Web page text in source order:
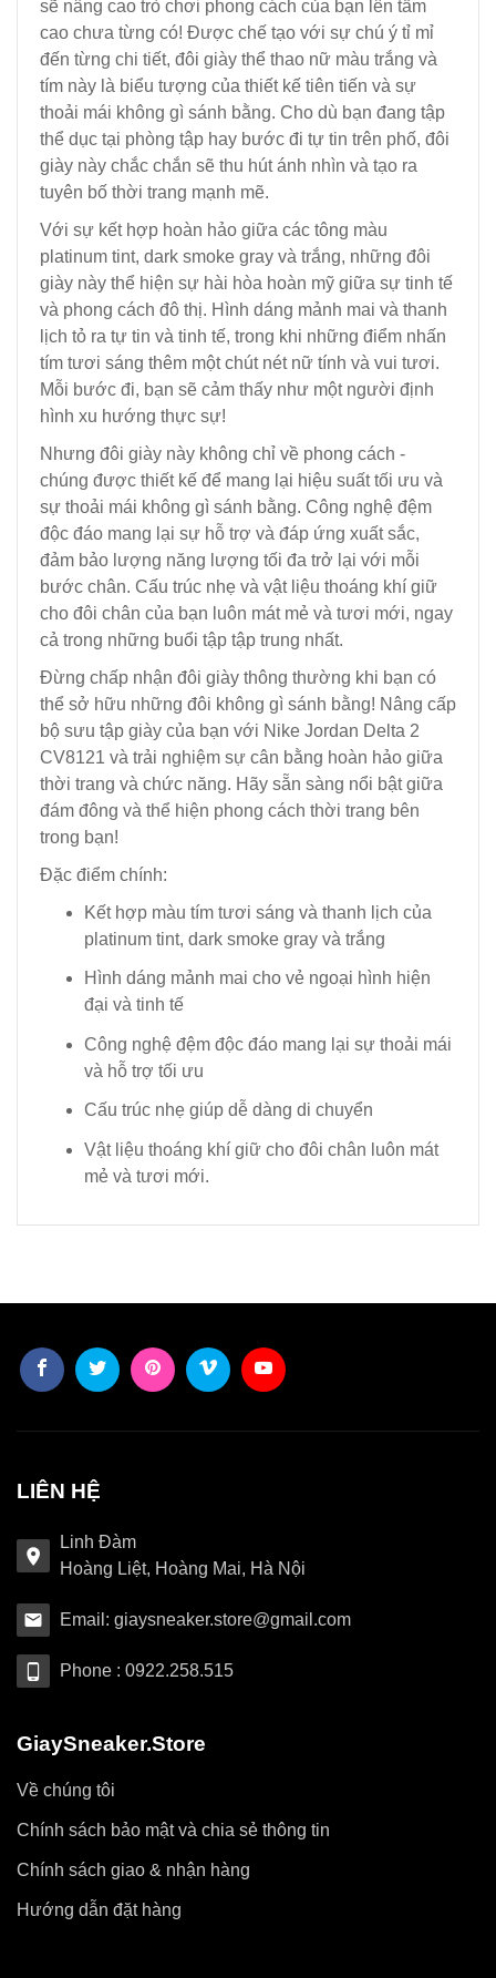
sẽ nâng cao trò chơi phong cách của bạn lên tầm
cao chưa từng có! Được chế tạo với sự chú ý tỉ mỉ
đến từng chi tiết, đôi giày thể thao nữ màu trắng và
tím này là biểu tượng của thiết kế tiên tiến và sự
thoải mái không gì sánh bằng. Cho dù bạn đang tập
thể dục tại phòng tập hay bước đi tự tin trên phố, đôi
giày này chắc chắn sẽ thu hút ánh nhìn và tạo ra
tuyên bố thời trang mạnh mẽ.
Với sự kết hợp hoàn hảo giữa các tông màu
platinum tint, dark smoke gray và trắng, những đôi
giày này thể hiện sự hài hòa hoàn mỹ giữa sự tinh tế
và phong cách đô thị. Hình dáng mảnh mai và thanh
lịch tỏ ra tự tin và tinh tế, trong khi những điểm nhấn
tím tươi sáng thêm một chút nét nữ tính và vui tươi.
Mỗi bước đi, bạn sẽ cảm thấy như một người định
hình xu hướng thực sự!
Nhưng đôi giày này không chỉ về phong cách -
chúng được thiết kế để mang lại hiệu suất tối ưu và
sự thoải mái không gì sánh bằng. Công nghệ đệm
độc đáo mang lại sự hỗ trợ và đáp ứng xuất sắc,
đảm bảo lượng năng lượng tối đa trở lại với mỗi
bước chân. Cấu trúc nhẹ và vật liệu thoáng khí giữ
cho đôi chân của bạn luôn mát mẻ và tươi mới, ngay
cả trong những buổi tập tập trung nhất.
Đừng chấp nhận đôi giày thông thường khi bạn có
thể sở hữu những đôi không gì sánh bằng! Nâng cấp
bộ sưu tập giày của bạn với Nike Jordan Delta 2
CV8121 và trải nghiệm sự cân bằng hoàn hảo giữa
thời trang và chức năng. Hãy sẵn sàng nổi bật giữa
đám đông và thể hiện phong cách thời trang bên
trong bạn!
Đặc điểm chính:
Kết hợp màu tím tươi sáng và thanh lịch của
platinum tint, dark smoke gray và trắng
Hình dáng mảnh mai cho vẻ ngoại hình hiện
đại và tinh tế
Công nghệ đệm độc đáo mang lại sự thoải mái
và hỗ trợ tối ưu
Cấu trúc nhẹ giúp dễ dàng di chuyển
Vật liệu thoáng khí giữ cho đôi chân luôn mát
mẻ và tươi mới.
LIÊN HỆ
Linh Đàm
Hoàng Liệt, Hoàng Mai, Hà Nội
Email: giaysneaker.store@gmail.com
Phone : 0922.258.515
GiaySneaker.Store
Về chúng tôi
Chính sách bảo mật và chia sẻ thông tin
Chính sách giao & nhận hàng
Hướng dẫn đặt hàng